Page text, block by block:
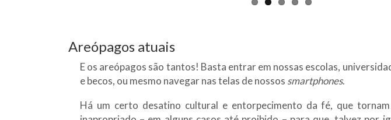
Areópagos atuais
E os areópagos são tantos! Basta entrar em nossas escolas,
e becos, ou mesmo navegar nas telas de nossos smartphones.
Há um certo desatino cultural e entorpecimento da fé, que